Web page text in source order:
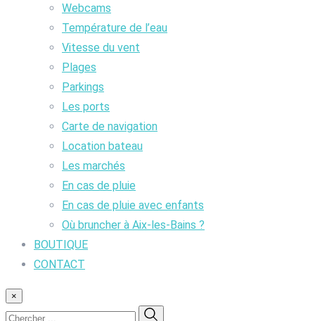
Webcams
Température de l’eau
Vitesse du vent
Plages
Parkings
Les ports
Carte de navigation
Location bateau
Les marchés
En cas de pluie
En cas de pluie avec enfants
Où bruncher à Aix-les-Bains ?
BOUTIQUE
CONTACT
×